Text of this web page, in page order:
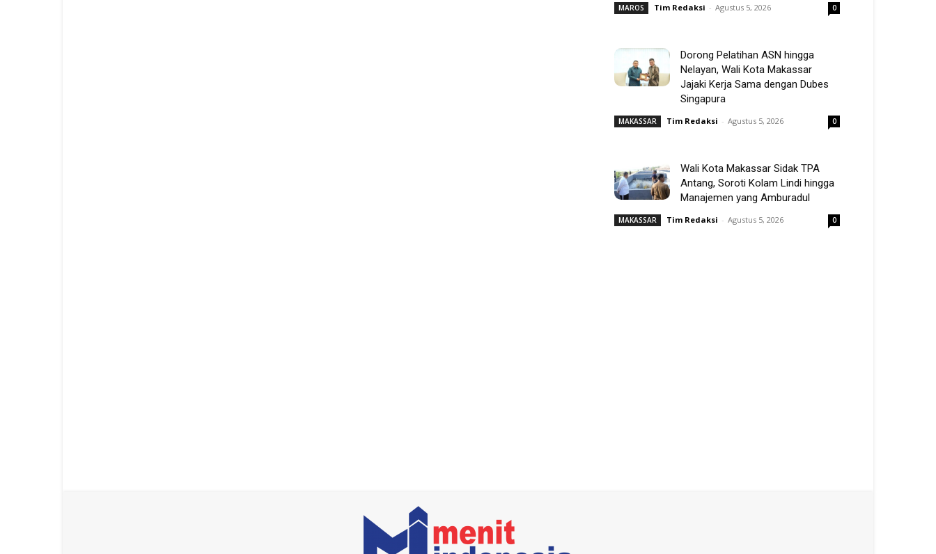
MAROS Tim Redaksi - Agustus 5, 2026 0
Dorong Pelatihan ASN hingga
Nelayan, Wali Kota Makassar
Jajaki Kerja Sama dengan Dubes
Singapura
MAKASSAR Tim Redaksi - Agustus 5, 2026 0
Wali Kota Makassar Sidak TPA
Antang, Soroti Kolam Lindi hingga
Manajemen yang Amburadul
MAKASSAR Tim Redaksi - Agustus 5, 2026 0